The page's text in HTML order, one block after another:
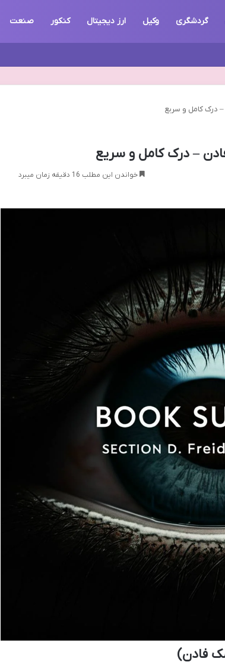
گردشگری وکیل ارز دیجیتال کنکور صنعت
خواندن این مطلب 16 دقیقه زمان میبرد